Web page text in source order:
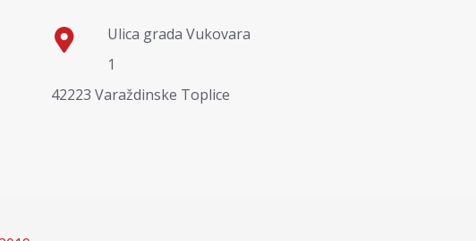
Ulica grada Vukovara
1
42223 Varaždinske Toplice